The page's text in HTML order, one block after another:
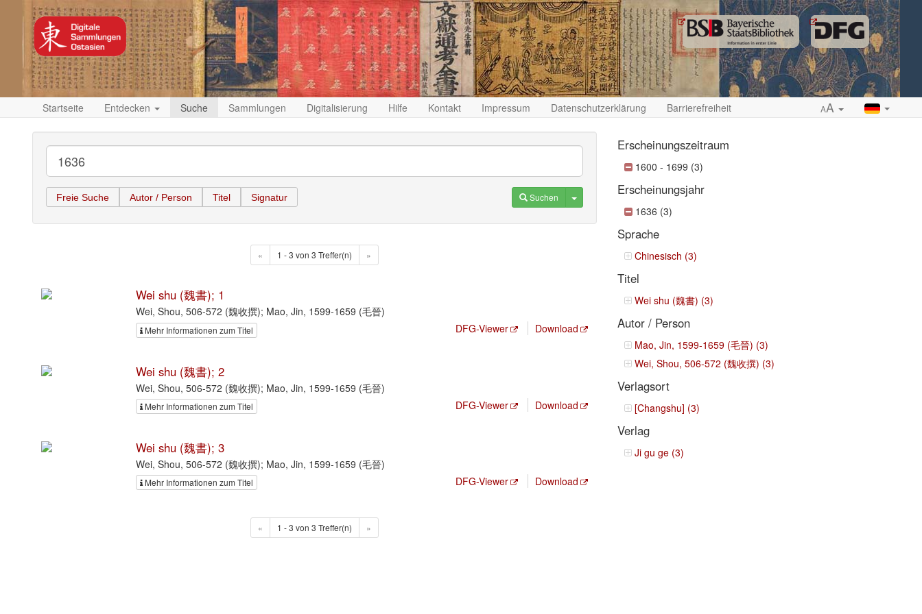
Startseite Entdecken Suche Sammlungen Digitalisierung Hilfe Kontakt Impressum Datenschutzerklärung Barrierefreiheit AA
Freie Suche Autor / Person Titel Signatur Suchen Toggle Dropdown
« 1 - 3 von 3 Treffer(n) »
Wei shu (魏書); 1
Wei, Shou, 506-572 (魏收撰); Mao, Jin, 1599-1659 (毛晉)
Mehr Informationen zum Titel DFG-Viewer Download
Wei shu (魏書); 2
Wei, Shou, 506-572 (魏收撰); Mao, Jin, 1599-1659 (毛晉)
Mehr Informationen zum Titel DFG-Viewer Download
Wei shu (魏書); 3
Wei, Shou, 506-572 (魏收撰); Mao, Jin, 1599-1659 (毛晉)
Mehr Informationen zum Titel DFG-Viewer Download
« 1 - 3 von 3 Treffer(n) »
Erscheinungszeitraum
1600 - 1699 (3)
Erscheinungsjahr
1636 (3)
Sprache
Chinesisch (3)
Titel
Wei shu (魏書) (3)
Autor / Person
Mao, Jin, 1599-1659 (毛晉) (3)
Wei, Shou, 506-572 (魏收撰) (3)
Verlagsort
[Changshu] (3)
Verlag
Ji gu ge (3)